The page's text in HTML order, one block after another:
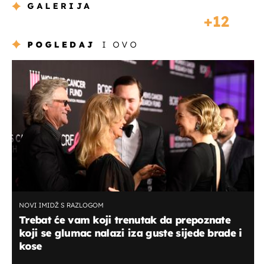
GALERIJA
12
POGLEDAJ I OVO
NOVI IMIDŽ S RAZLOGOM
Trebat će vam koji trenutak da prepoznate
koji se glumac nalazi iza guste sijede brade i
kose